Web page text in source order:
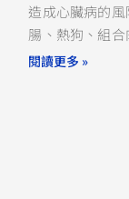
造成心臟病的
腸、熱狗、組
閱讀更多 »